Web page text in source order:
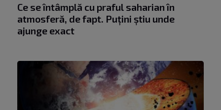
Ce se întâmplă cu praful saharian în
atmosferă, de fapt. Puțini știu unde
ajunge exact